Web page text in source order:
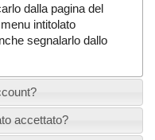
dalla pagina del
intitolato
segnalarlo dallo
accettato?